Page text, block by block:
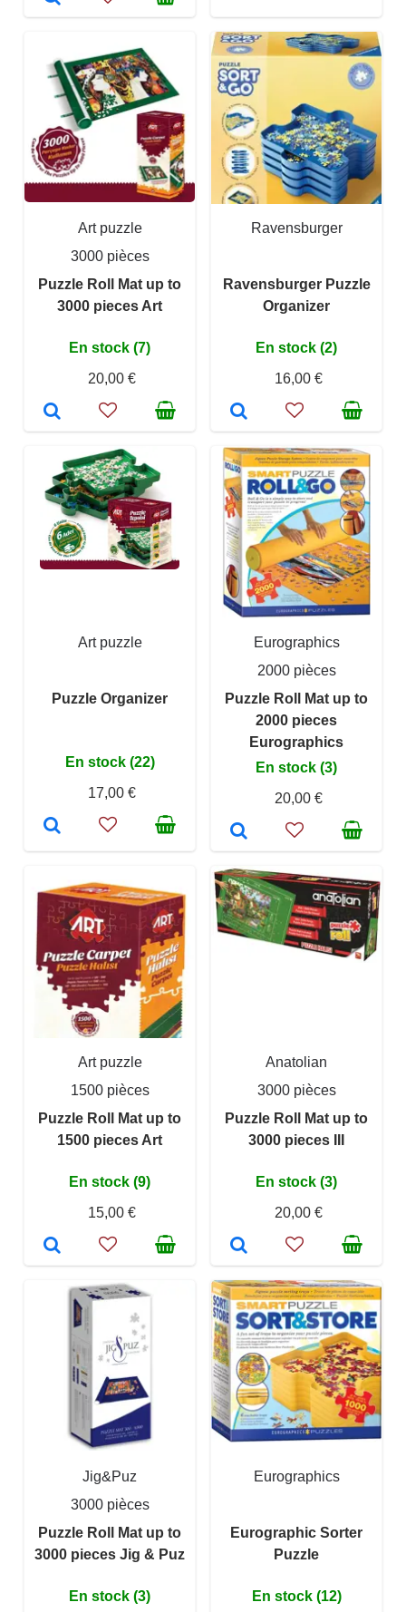
Art puzzle
3000 pièces
Puzzle Roll Mat up to
3000 pieces Art
En stock (7)
20,00 €
Ravensburger
Ravensburger Puzzle
Organizer
En stock (2)
16,00 €
Art puzzle
Puzzle Organizer
En stock (22)
17,00 €
Eurographics
2000 pièces
Puzzle Roll Mat up to
2000 pieces
Eurographics
En stock (3)
20,00 €
Art puzzle
1500 pièces
Puzzle Roll Mat up to
1500 pieces Art
En stock (9)
15,00 €
Anatolian
3000 pièces
Puzzle Roll Mat up to
3000 pieces III
En stock (3)
20,00 €
Jig&Puz
3000 pièces
Puzzle Roll Mat up to
3000 pieces Jig & Puz
En stock (3)
Eurographics
Eurographic Sorter
Puzzle
En stock (12)